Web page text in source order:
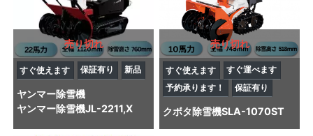
売り切れ
すぐ使えます 保証有り 新品
ヤンマー除雪機
ヤンマー除雪機JL-2211,X
売り切れ
すぐ使えます
すぐ運べます
予約承ります！
保証有り
クボタ除雪機SLA-1070ST